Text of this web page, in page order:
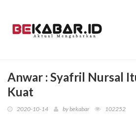
Anwar : Syafril Nursal
Kuat
2020-10-14 bybekabar 102252